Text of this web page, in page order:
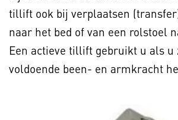
tillift ook bij verplaatsen
naar het bed of van een rolstoel
Een actieve tillift gebruikt u als u
voldoende been- en armkracht